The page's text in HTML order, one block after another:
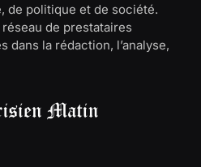
de politique et de société.
de prestataires
dans la rédaction, l’analyse,